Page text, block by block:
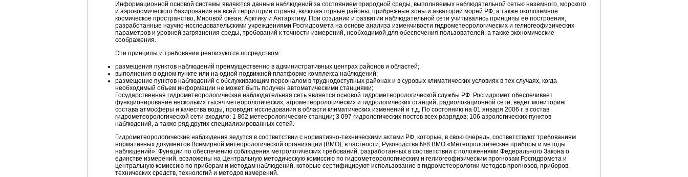
Информационной основой системы являются данные наблюдений за состоянием природной среды, выполняемых наблюдательной сетью наземного, морского
и аэрокосмического базирования на всей территории страны, включая горные районы, прибрежные зоны и акватории морей РФ, а также околоземное
космическое пространство, Мировой океан, Арктику и Антарктику. При создании и развитии наблюдательной сети учитывались принципы ее построения,
разработанные научно-исследовательскими учреждениями Росгидромета на основе анализа изменчивости гидрометеорологических и гелиогеофизических
параметров и уровней загрязнения среды, требований к точности измерений, необходимой для обеспечения пользователей, а также экономические
соображения.
Эти принципы и требования реализуются посредством:
размещения пунктов наблюдений преимущественно в административных центрах районов и областей;
выполнения в одном пункте или на одной подвижной платформе комплекса наблюдений;
размещение пунктов наблюдений с обслуживающим персоналом в труднодоступных районах и в суровых климатических условиях в тех случаях, когда
необходимый объем информации не может быть получен автоматическими станциями;
Государственная гидрометеорологическая наблюдательная сеть является основой гидрометеорологической службы РФ. Росгидромет обеспечивает
функционирование нескольких тысяч метеорологических, агрометеорологических и гидрологических станций, радиолокационной сети, ведет мониторинг
состава атмосферы и качества воды, проводит исследования в области климатических изменений и т.д. По состоянию на 01 января 2006 г. в состав
гидрометеорологической сети входило: 1 862 метеорологические станции; 3 097 гидрологических постов всех разрядов; 106 аэрологических пунктов
наблюдений, а также ряд других специализированных сетей.
Гидрометеорологические наблюдения ведутся в соответствии с нормативно-техническими актами РФ, которые, в свою очередь, соответствуют требованиям
нормативных документов Всемирной метеорологической организации (ВМО), в частности, Руководства №8 ВМО «Метеорологические приборы и методы
наблюдений». Функции по обеспечению соблюдения метрологических требований, разработанных в соответствии с положениями Федерального Закона о
единстве измерений, возложены на Центральную методическую комиссию по гидрометеорологическим и гелиогеофизическим прогнозам Росгидромета и
центральную комиссию по приборам и методам наблюдений, которые сертифицируют использование в гидрометеорологии методов прогнозов, приборов,
технических средств, технологий и методов измерений.